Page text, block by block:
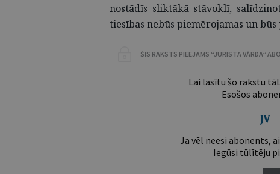
nostādīs sliktākā stāvoklī,
tiesības nebūs piemērojamas un
ŠIS RAKSTS PIEEJAMS “JURISTA VĀRDA”
Lai lasītu šo rakstu
Esošos
Ja vēl neesi abonents,
Iegūsi tūlītēju